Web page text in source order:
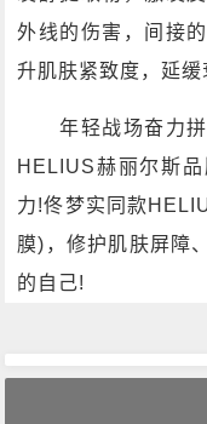
外线的伤害，间接
升肌肤紧致度，延缓
年轻战场奋力拼
HELIUS赫丽尔斯
力!佟梦实同款
膜)，修护肌肤屏障
的自己!